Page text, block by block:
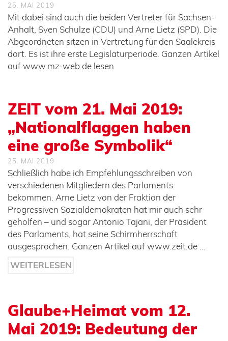
25. MAI 2019
Mit dabei sind auch die beiden Vertreter für Sachsen-
Anhalt, Sven Schulze (CDU) und Arne Lietz (SPD). Die
Abgeordneten sitzen in Vertretung für den Saalekreis
dort. Es ist ihre erste Legislaturperiode. Ganzen Artikel
auf www.mz-web.de lesen
ZEIT vom 21. Mai 2019:
„Nationalflaggen haben
eine große Symbolik“
25. MAI 2019
Schließlich habe ich Empfehlungsschreiben von
verschiedenen Mitgliedern des Parlaments
bekommen. Arne Lietz von der Fraktion der
Progressiven Sozialdemokraten hat mir auch sehr
geholfen – und sogar Antonio Tajani, der Präsident
des Parlaments, hat seine Schirmherrschaft
ausgesprochen. Ganzen Artikel auf www.zeit.de …
WEITERLESEN
Glaube+Heimat vom 12.
Mai 2019: Bedeutung der